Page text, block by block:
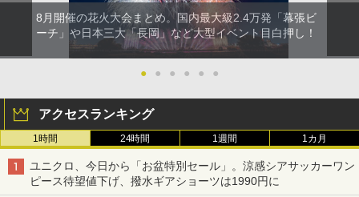
8月開催の花火大会まとめ。国内最大級2.4万発「幕張ビ
ーチ」や日本三大「長岡」など大型イベント目白押し！
● ● ● ● ● ●
アクセスランキング
1時間 24時間 1週間 1カ月
ユニクロ、今日から「お盆特別セール」。涼感シアサッカーワン
ピース待望値下げ、撥水ギアショーツは1990円に